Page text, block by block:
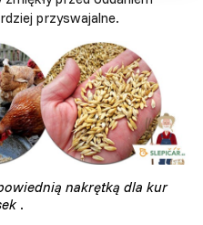
przyswajalne.
nakrętką dla kur
.